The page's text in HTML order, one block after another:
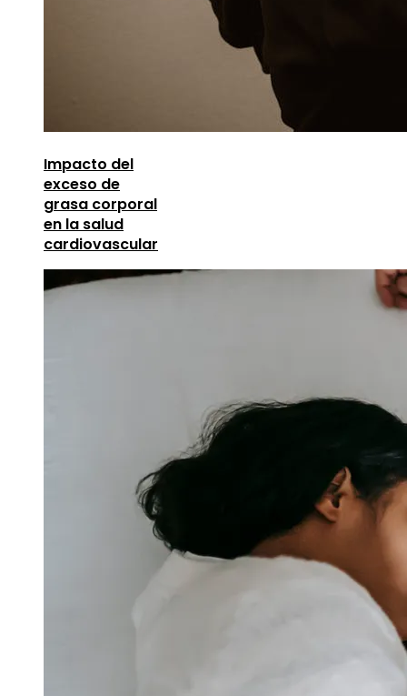
Impacto del
exceso de
grasa corporal
en la salud
cardiovascular